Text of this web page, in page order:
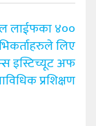
लाईफका ४००
लिए
इस्टिच्यूट अफ
प्रशिक्षण